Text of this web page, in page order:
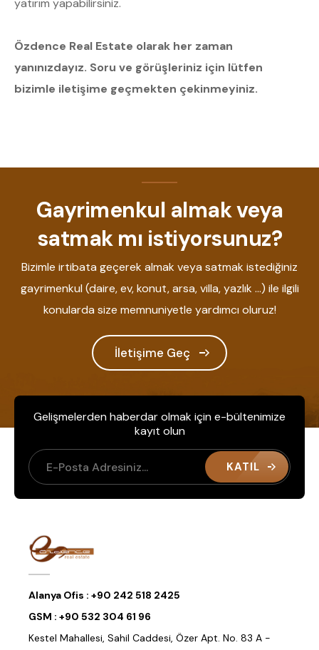
yatırım yapabilirsiniz.
Özdence Real Estate olarak her zaman
yanınızdayız. Soru ve görüşleriniz için lütfen
bizimle iletişime geçmekten çekinmeyiniz.
Gayrimenkul almak veya
satmak mı istiyorsunuz?
Bizimle irtibata geçerek almak veya satmak istediğiniz
gayrimenkul (daire, ev, konut, arsa, villa, yazlık ...) ile ilgili
konularda size memnuniyetle yardımcı oluruz!
İletişime Geç
Gelişmelerden haberdar olmak için e-bültenimize
kayıt olun
KATIL
Alanya Ofis : +90 242 518 2425
GSM : +90 532 304 61 96
Kestel Mahallesi, Sahil Caddesi, Özer Apt. No. 83 A -